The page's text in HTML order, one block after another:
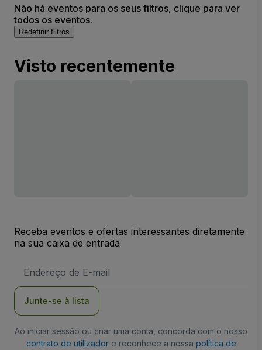
Não há eventos para os seus filtros, clique para ver
todos os eventos.
Redefinir filtros
Visto recentemente
Receba eventos e ofertas interessantes diretamente
na sua caixa de entrada
de
Junte-se à lista
Ao iniciar sessão ou criar uma conta, concorda com o nosso
contrato de utilizadore reconhece a nossa política de